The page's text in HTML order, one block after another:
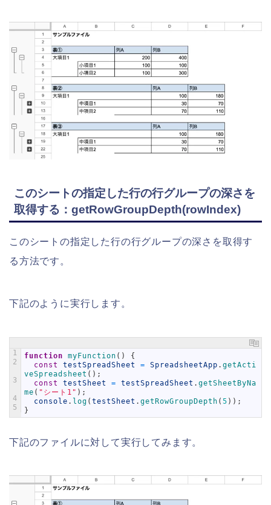
このシートの指定した行の行グループの深さを
取得する：getRowGroupDepth(rowIndex)
このシートの指定した行の行グループの深さを取得す
る方法です。
下記のように実行します。
1
2
3
4
5
function myFunction ( )
{
const
testSpreadSheet = SpreadsheetApp . getActi
veSpreadsheet ( ) ;
const
testSheet = testSpreadSheet . getSheetByNa
me ( "シート1" ) ;
console . log ( testSheet . getRowGroupDepth ( 5 ) ) ;
}
下記のファイルに対して実行してみます。